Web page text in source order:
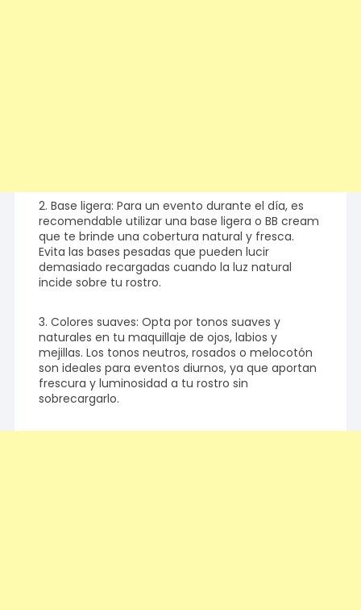
2. Base ligera: Para un evento durante el día, es
recomendable utilizar una base ligera o BB cream
que te brinde una cobertura natural y fresca.
Evita las bases pesadas que pueden lucir
demasiado recargadas cuando la luz natural
incide sobre tu rostro.
3. Colores suaves: Opta por tonos suaves y
naturales en tu maquillaje de ojos, labios y
mejillas. Los tonos neutros, rosados o melocotón
son ideales para eventos diurnos, ya que aportan
frescura y luminosidad a tu rostro sin
sobrecargarlo.